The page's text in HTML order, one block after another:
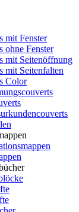
mit Fenster
ohne Fenster
mit Seitenöffnung
mit Seitenfalten
Color